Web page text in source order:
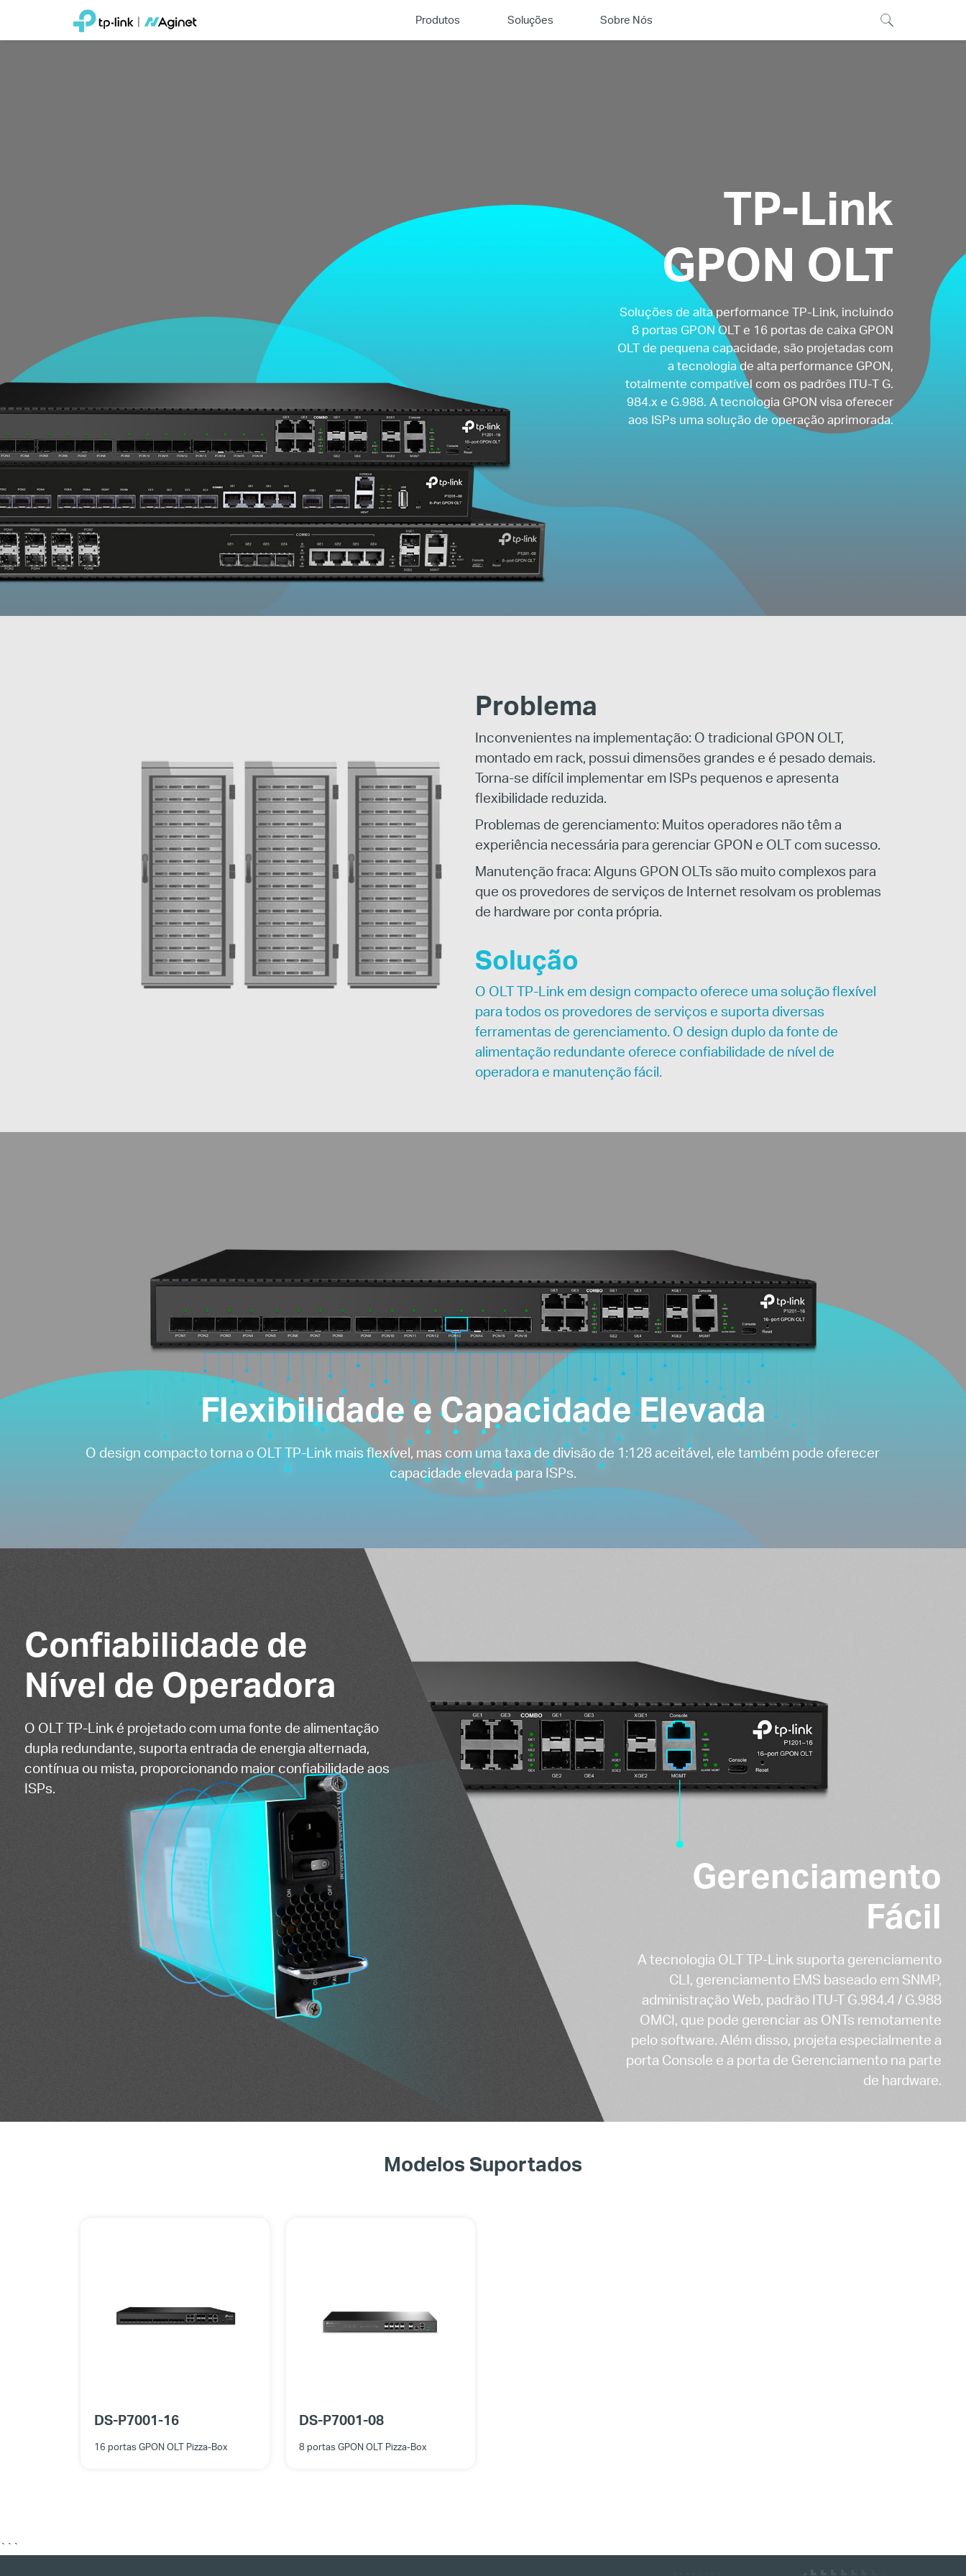
Produtos Soluções Sobre Nós
TP-Link
GPON OLT
Soluções de alta performance TP-Link, incluindo
8 portas GPON OLT e 16 portas de caixa GPON
OLT de pequena capacidade, são projetadas com
a tecnologia de alta performance GPON,
totalmente compatível com os padrões ITU-T G.
984.x e G.988. A tecnologia GPON visa oferecer
aos ISPs uma solução de operação aprimorada.
Problema
Inconvenientes na implementação: O tradicional GPON OLT,
montado em rack, possui dimensões grandes e é pesado demais.
Torna-se difícil implementar em ISPs pequenos e apresenta
flexibilidade reduzida.
Problemas de gerenciamento: Muitos operadores não têm a
experiência necessária para gerenciar GPON e OLT com sucesso.
Manutenção fraca: Alguns GPON OLTs são muito complexos para
que os provedores de serviços de Internet resolvam os problemas
de hardware por conta própria.
Solução
O OLT TP-Link em design compacto oferece uma solução flexível
para todos os provedores de serviços e suporta diversas
ferramentas de gerenciamento. O design duplo da fonte de
alimentação redundante oferece confiabilidade de nível de
operadora e manutenção fácil.
Flexibilidade e Capacidade Elevada
O design compacto torna o OLT TP-Link mais flexível, mas com uma taxa de divisão de 1:128 aceitável, ele também pode oferecer
capacidade elevada para ISPs.
Confiabilidade de
Nível de Operadora
O OLT TP-Link é projetado com uma fonte de alimentação
dupla redundante, suporta entrada de energia alternada,
contínua ou mista, proporcionando maior confiabilidade aos
ISPs.
Gerenciamento
Fácil
A tecnologia OLT TP-Link suporta gerenciamento
CLI, gerenciamento EMS baseado em SNMP,
administração Web, padrão ITU-T G.984.4 / G.988
OMCI, que pode gerenciar as ONTs remotamente
pelo software. Além disso, projeta especialmente a
porta Console e a porta de Gerenciamento na parte
de hardware.
Modelos Suportados
DS-P7001-16
16 portas GPON OLT Pizza-Box
DS-P7001-08
8 portas GPON OLT Pizza-Box
```